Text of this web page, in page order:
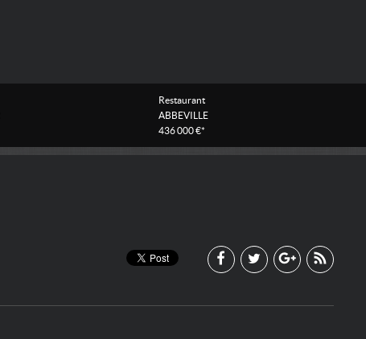
Restaurant
ABBEVILLE
436 000 €*